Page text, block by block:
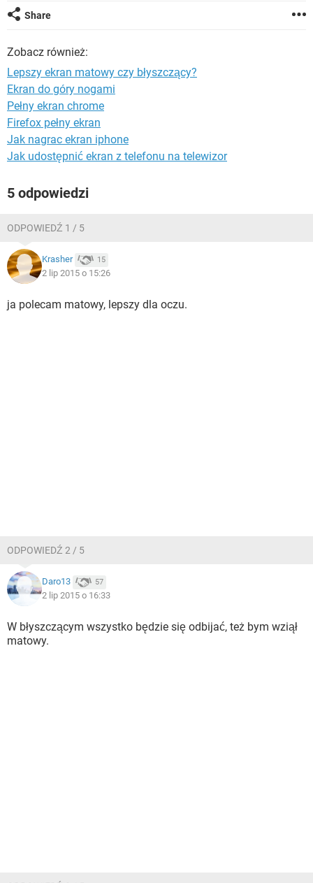
Share
Zobacz również:
Lepszy ekran matowy czy błyszczący?
Ekran do góry nogami
Pełny ekran chrome
Firefox pełny ekran
Jak nagrac ekran iphone
Jak udostępnić ekran z telefonu na telewizor
5 odpowiedzi
ODPOWIEDŹ 1 / 5
Krasher 15
2 lip 2015 o 15:26
ja polecam matowy, lepszy dla oczu.
ODPOWIEDŹ 2 / 5
Daro13 57
2 lip 2015 o 16:33
W błyszczącym wszystko będzie się odbijać, też bym wziął
matowy.